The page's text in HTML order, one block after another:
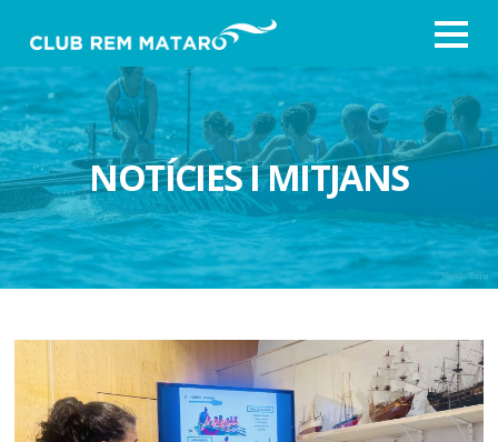
NOTÍCIES I MITJANS